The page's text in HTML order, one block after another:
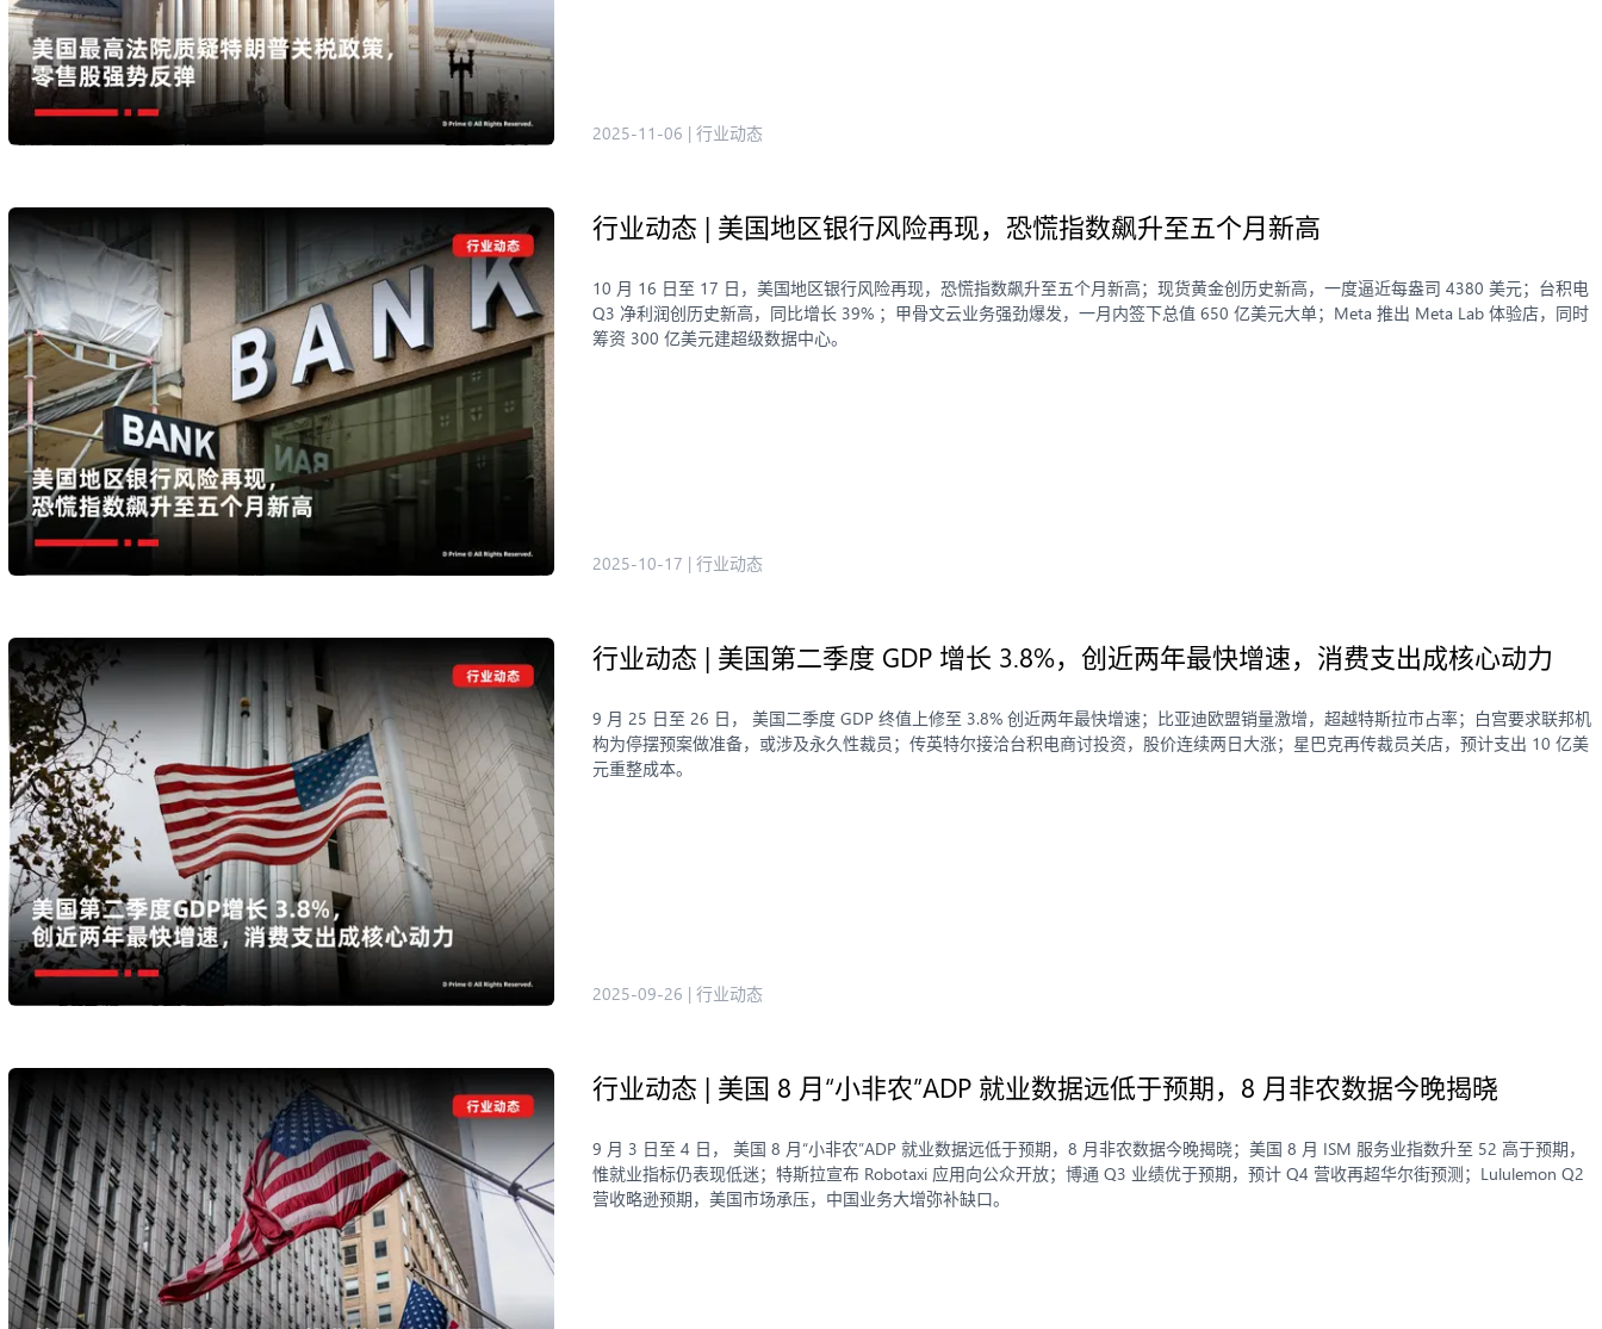
2025-11-06 | 行业动态
2025-10-17 | 行业动态
行业动态 | 美国地区银行风险再现，恐慌指数飙升至五个月新高
10 月 16 日至 17 日，美国地区银行风险再现，恐慌指数飙升至五个月新高；现货黄金创历史新高，一度逼近每盎司 4380 美元；台积电
Q3 净利润创历史新高，同比增长 39% ；甲骨文云业务强劲爆发，一月内签下总值 650 亿美元大单；Meta 推出 Meta Lab 体验店，同时
筹资 300 亿美元建超级数据中心。
2025-09-26 | 行业动态
行业动态 | 美国第二季度 GDP 增长 3.8%，创近两年最快增速，消费支出成核心动力
9 月 25 日至 26 日， 美国二季度 GDP 终值上修至 3.8% 创近两年最快增速；比亚迪欧盟销量激增，超越特斯拉市占率；白宫要求联邦机
构为停摆预案做准备，或涉及永久性裁员；传英特尔接洽台积电商讨投资，股价连续两日大涨；星巴克再传裁员关店，预计支出 10 亿美
元重整成本。
行业动态 | 美国 8 月“小非农”ADP 就业数据远低于预期，8 月非农数据今晚揭晓
9 月 3 日至 4 日， 美国 8 月“小非农”ADP 就业数据远低于预期，8 月非农数据今晚揭晓；美国 8 月 ISM 服务业指数升至 52 高于预期，
惟就业指标仍表现低迷；特斯拉宣布 Robotaxi 应用向公众开放；博通 Q3 业绩优于预期，预计 Q4 营收再超华尔街预测；Lululemon Q2
营收略逊预期，美国市场承压，中国业务大增弥补缺口。